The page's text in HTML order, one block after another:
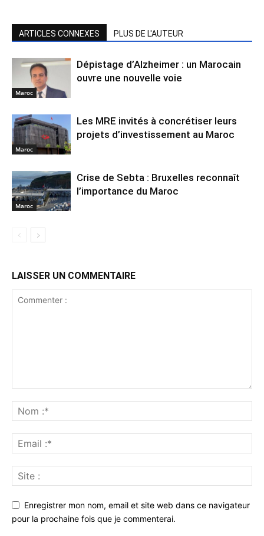
ARTICLES CONNEXES PLUS DE L'AUTEUR
Maroc
Dépistage d’Alzheimer : un Marocain
ouvre une nouvelle voie
Maroc
Les MRE invités à concrétiser leurs
projets d’investissement au Maroc
Maroc
Crise de Sebta : Bruxelles reconnaît
l’importance du Maroc
LAISSER UN COMMENTAIRE
Enregistrer mon nom, email et site web dans ce navigateur
pour la prochaine fois que je commenterai.